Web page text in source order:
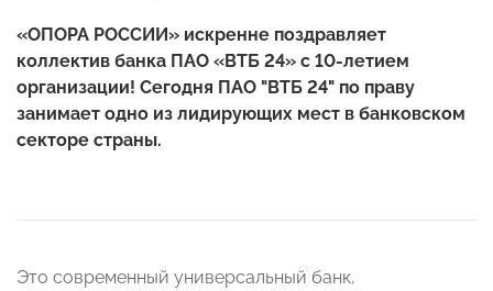
«ОПОРА РОССИИ» искренне поздравляет
коллектив банка ПАО «ВТБ 24» с 10-летием
организации! Сегодня ПАО "ВТБ 24" по праву
занимает одно из лидирующих мест в банковском
секторе страны.
Это современный универсальный банк,